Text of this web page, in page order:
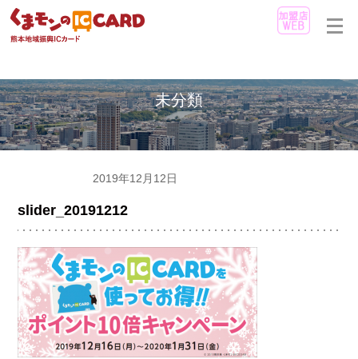
未分類
2019年12月12日
slider_20191212